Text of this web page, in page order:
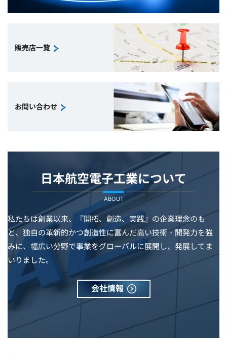
販売店一覧
お問い合わせ
日本航空電子工業について
ABOUT
私たちは創業以来、『開拓、創造、実践』の企業理念のも
と、独自の革新的かつ創造性に富んだ高い技術・開発力を強
みに、幅広い分野で事業をグローバルに展開し、発展してま
いりました。
会社情報